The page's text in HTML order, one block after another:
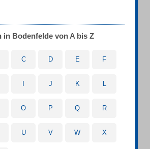
in Bodenfelde von A bis Z
C D E F
J K L
O P Q R
U V W X